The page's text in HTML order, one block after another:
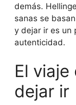
demás.
sanas se
y dejar ir es un
autenticidad.
El
dejar ir